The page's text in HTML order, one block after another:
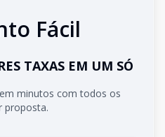
Fácil
TAXAS EM UM SÓ
minutos com todos os
proposta.